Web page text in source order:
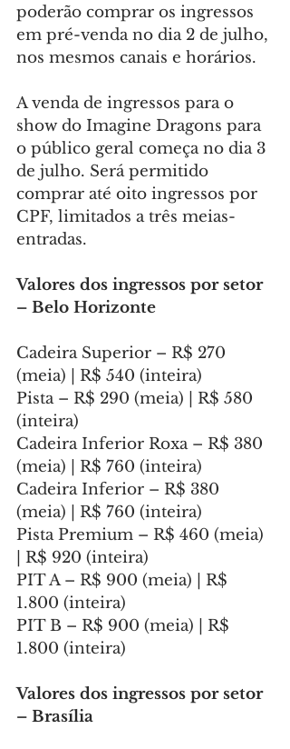
poderão comprar os ingressos
em pré-venda no dia 2 de julho,
nos mesmos canais e horários.
A venda de ingressos para o
show do Imagine Dragons para
o público geral começa no dia 3
de julho. Será permitido
comprar até oito ingressos por
CPF, limitados a três meias-
entradas.
Valores dos ingressos por setor
– Belo Horizonte
Cadeira Superior – R$ 270
(meia) | R$ 540 (inteira)
Pista – R$ 290 (meia) | R$ 580
(inteira)
Cadeira Inferior Roxa – R$ 380
(meia) | R$ 760 (inteira)
Cadeira Inferior – R$ 380
(meia) | R$ 760 (inteira)
Pista Premium – R$ 460 (meia)
| R$ 920 (inteira)
PIT A – R$ 900 (meia) | R$
1.800 (inteira)
PIT B – R$ 900 (meia) | R$
1.800 (inteira)
Valores dos ingressos por setor
– Brasília